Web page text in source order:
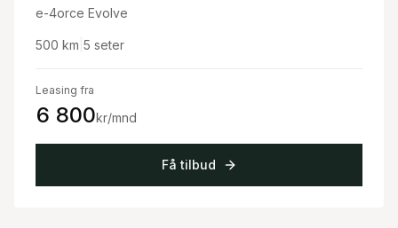
e-4orce Evolve
500 km 5 seter
Leasing fra
6 800kr/mnd
Få tilbud